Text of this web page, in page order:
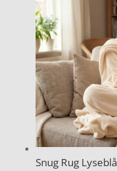
Snug Rug Lyseblå